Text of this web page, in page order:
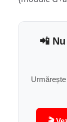
📲
Urmărește